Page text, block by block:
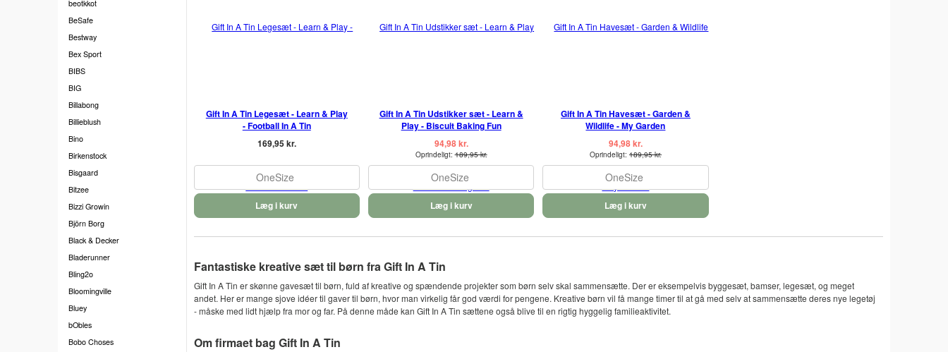
beotkkot
BeSafe
Bestway
Bex Sport
BIBS
BIG
Billabong
Billieblush
Bino
Birkenstock
Bisgaard
Bitzee
Bizzi Growin
Björn Borg
Black & Decker
Bladerunner
Bling2o
Bloomingville
Bluey
bObles
Bobo Choses
Gift In A Tin Legesæt - Learn & Play
- Football In A Tin
169,95 kr.
OneSize
Læg i kurv
Gift In A Tin Udstikker sæt - Learn &
Play - Biscuit Baking Fun
94,98 kr.
Oprindeligt:189,95 kr.
OneSize
Læg i kurv
Gift In A Tin Havesæt - Garden &
Wildlife - My Garden
94,98 kr.
Oprindeligt: 189,95 kr.
OneSize
Læg i kurv
Fantastiske kreative sæt til børn fra Gift In A Tin
Gift In A Tin er skønne gavesæt til børn, fuld af kreative og spændende projekter som børn selv skal sammensætte. Der er eksempelvis byggesæt, bamser, legesæt, og meget
andet. Her er mange sjove idéer til gaver til børn, hvor man virkelig får god værdi for pengene. Kreative børn vil få mange timer til at gå med selv at sammensætte deres nye legetøj
- måske med lidt hjælp fra mor og far. På denne måde kan Gift In A Tin sættene også blive til en rigtig hyggelig familieaktivitet.
Om firmaet bag Gift In A Tin